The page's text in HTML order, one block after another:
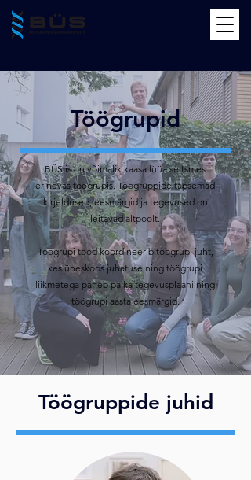
Töögrupid
BÜS'is on võimalik kaasa lüüa seitsmes
erinevas töögrupis. Töögruppide täpsemad
kirjeldused, eesmärgid ja tegevused on
leitavad altpoolt.
Töögrupi tööd koordineerib töögrupi juht,
kes üheskoos juhatuse ning töögrupi
liikmetega paneb paika tegevusplaani ning
töögrupi aasta eesmärgid.
Töögruppide juhid